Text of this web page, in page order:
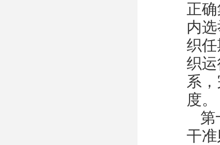
正
内
织
织
系
度。
第
干